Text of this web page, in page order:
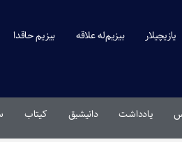
یازیچیلار بیزیم‌له علاقه بیزیم حاقدا
یادداشت دانیشیق کیتاب